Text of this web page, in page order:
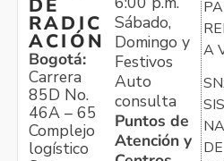
DE
RADIC
ACIÓN
Bogotá:
Carrera
85D No.
46A – 65
Complejo
logístico
Sábado,
Domingo y
Festivos
Auto
consulta
Puntos de
Atención y
A
DE